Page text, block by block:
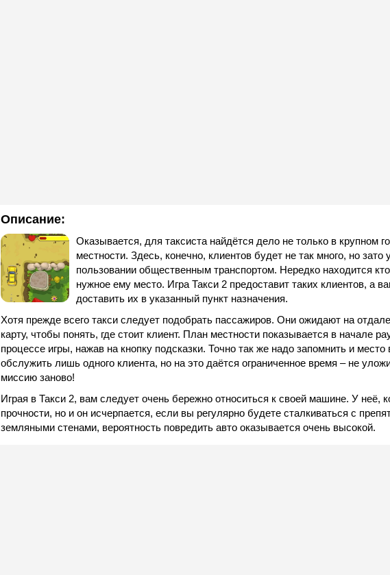
Описание:
Оказывается, для таксиста найдётся дело не только в крупном
местности. Здесь, конечно, клиентов будет не так много, но
пользовании общественным транспортом. Нередко находится
нужное ему место. Игра Такси 2 предоставит таких клиентов, а
доставить их в указанный пункт назначения.
Хотя прежде всего такси следует подобрать пассажиров. Они ожидают на
карту, чтобы понять, где стоит клиент. План местности показывается в начале
процессе игры, нажав на кнопку подсказки. Точно так же надо запомнить и
обслужить лишь одного клиента, но на это даётся ограниченное время – не
миссию заново!
Играя в Такси 2, вам следует очень бережно относиться к своей машине. У неё,
прочности, но и он исчерпается, если вы регулярно будете сталкиваться с
земляными стенами, вероятность повредить авто оказывается очень высокой.